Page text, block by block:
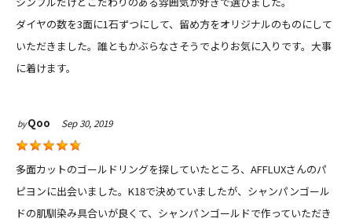
ダイヤの数を3面に1石ずつにして、留め方をオリジナルのものにして
いただきました。 誰ともかぶらなさそうでよりお気に入りです。大事
に着けます。
Sep 30, 2019
byQoo
多面カットのゴールドリングを探していたところ、AFFLUXさんのパ
ピヨンに出会いました。K18で決めていましたが、シャンパンゴール
ドの肌馴染み具合いが良くて、シャンパンゴールドで作っていただき